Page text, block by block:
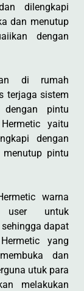
dilengkapi
dan menutup
dengan
di rumah
terjaga sistem
dengan pintu
yaitu
dengan
pintu
warna
user untuk
dapat
yang
dan
utuk para
melakukan